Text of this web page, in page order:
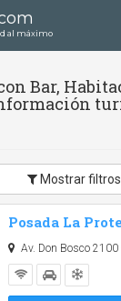
al máximo
Bar,
Mostrar filtros
Posada La
Av. Don Bosco 2100